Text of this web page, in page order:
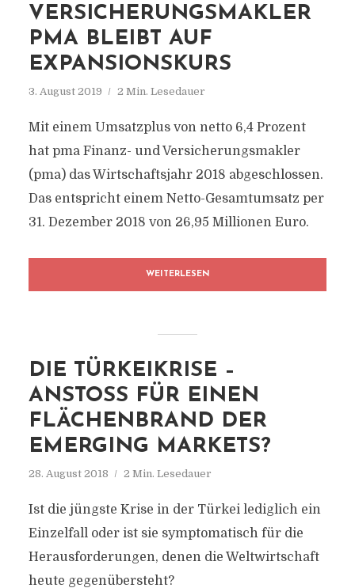
VERSICHERUNGSMAKLER
PMA BLEIBT AUF
EXPANSIONSKURS
3. August 2019 2 Min. Lesedauer
Mit einem Umsatzplus von netto 6,4 Prozent
hat pma Finanz- und Versicherungsmakler
(pma) das Wirtschaftsjahr 2018 abgeschlossen.
Das entspricht einem Netto-Gesamtumsatz per
31. Dezember 2018 von 26,95 Millionen Euro.
WEITERLESEN
DIE TÜRKEIKRISE –
ANSTOSS FÜR EINEN F
LÄCHENBRAND DER E
MERGING MARKETS?
28. August 2018 2 Min. Lesedauer
Ist die jüngste Krise in der Türkei lediglich ein
Einzelfall oder ist sie symptomatisch für die
Herausforderungen, denen die Weltwirtschaft
heute gegenübersteht?